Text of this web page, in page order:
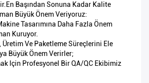
Başından Sonuna Kadar Kalite
Büyük Önem Veriyoruz:
Tasarımına Daha Fazla Önem
Kuruyor.
Üretim Ve Paketleme Süreçlerini Ele
Büyük Önem Verirler;
Için Profesyonel Bir QA/QC Ekibimiz